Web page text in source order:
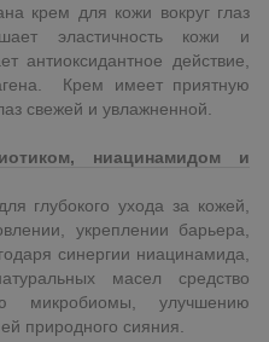
крем для кожи вокруг глаз
эластичность кожи и
антиоксидантное действие,
Крем имеет приятную
свежей и увлажненной.
ниацинамидом и
глубокого ухода за кожей,
укреплении барьера,
синергии ниацинамида,
масел средство
микробиомы, улучшению
природного сияния.